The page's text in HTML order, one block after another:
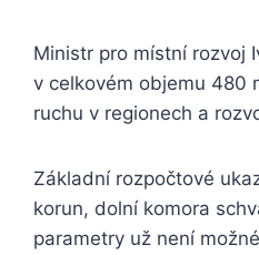
Ministr pro místní rozvoj
v celkovém objemu 480
ruchu v regionech a
Základní rozpočtové
korun, dolní komora
parametry už není